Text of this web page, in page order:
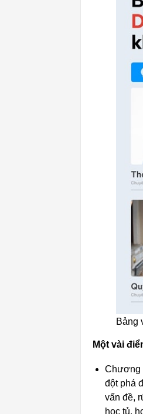
Bảng
Một vài
Chương
đột phá
vấn đề,
học tủ,